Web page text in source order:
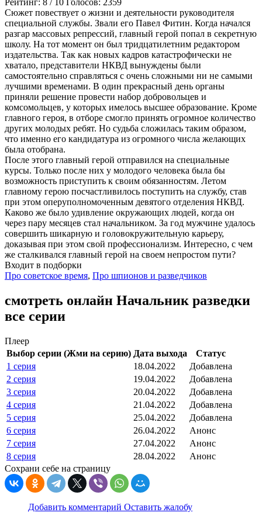
Рейтинг: 8 / 10 Голосов: 2359
Сюжет повествует о жизни и деятельности руководителя
специальной службы. Звали его Павел Фитин. Когда начался
разгар массовых репрессий, главный герой попал в секретную
школу. На тот момент он был тридцатилетним редактором
издательства. Так как новых кадров катастрофически не
хватало, представители НКВД вынуждены были
самостоятельно справляться с очень сложными ни не самыми
лучшими временами. В один прекрасный день органы
приняли решение провести набор добровольцев и
комсомольцев, у которых имелось высшее образование. Кроме
главного героя, в отборе смогло принять огромное количество
других молодых ребят. Но судьба сложилась таким образом,
что именно его кандидатура из огромного числа желающих
была отобрана.
После этого главный герой отправился на специальные
курсы. Только после них у молодого человека была бы
возможность приступить к своим обязанностям. Летом
главному герою посчастливилось поступить на службу, став
при этом оперуполномоченным девятого отделения НКВД.
Каково же было удивление окружающих людей, когда он
через пару месяцев стал начальником. За год мужчине удалось
совершить шикарную и головокружительную карьеру,
доказывая при этом свой профессионализм. Интересно, с чем
же сталкивался главный герой на своем непростом пути?
Входит в подборки
Про советское время, Про шпионов и разведчиков
смотреть онлайн Начальник разведки
все серии
Плеер
Выбор серии (Жми на серию) Дата выхода
Статус
1 серия
18.04.2022
Добавлена
2 серия
19.04.2022
Добавлена
3 серия
20.04.2022
Добавлена
4 серия
21.04.2022
Добавлена
5 серия
25.04.2022
Добавлена
6 серия
26.04.2022
Анонс
7 серия
27.04.2022
Анонс
8 серия
28.04.2022
Анонс
Сохрани себе на страницу
Добавить комментарий Оставить жалобу